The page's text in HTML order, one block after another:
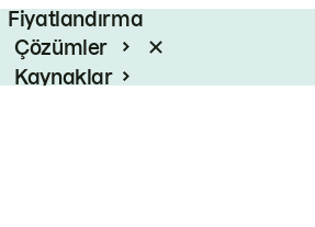
Fiyatlandırma
Çözümler
Kaynaklar